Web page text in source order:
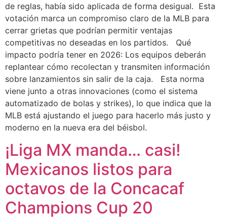
de reglas, había sido aplicada de forma desigual. Esta
votación marca un compromiso claro de la MLB para
cerrar grietas que podrían permitir ventajas
competitivas no deseadas en los partidos. Qué
impacto podría tener en 2026: Los equipos deberán
replantear cómo recolectan y transmiten información
sobre lanzamientos sin salir de la caja. Esta norma
viene junto a otras innovaciones (como el sistema
automatizado de bolas y strikes), lo que indica que la
MLB está ajustando el juego para hacerlo más justo y
moderno en la nueva era del béisbol.
¡Liga MX manda… casi!
Mexicanos listos para
octavos de la Concacaf
Champions Cup 20